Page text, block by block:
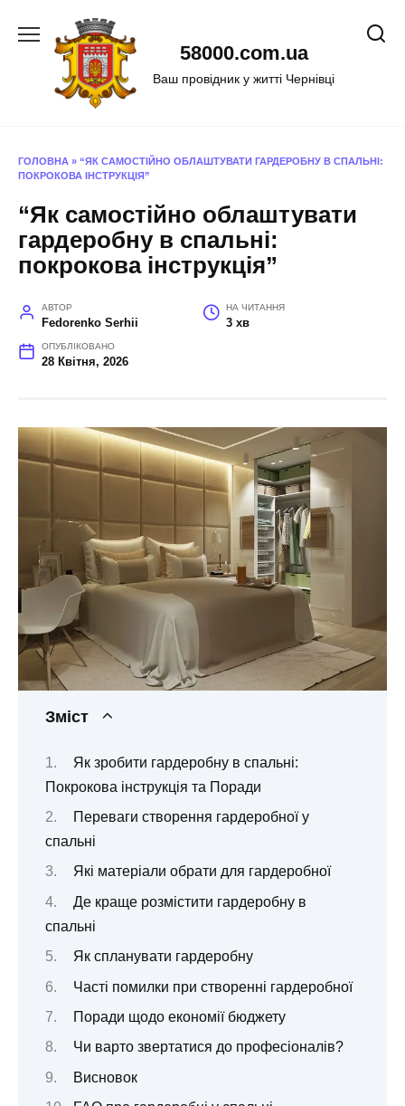
58000.com.ua
Ваш провідник у житті Чернівці
ГОЛОВНА » “ЯК САМОСТІЙНО ОБЛАШТУВАТИ ГАРДЕРОБНУ В СПАЛЬНІ:
ПОКРОКОВА ІНСТРУКЦІЯ”
“Як самостійно облаштувати
гардеробну в спальні:
покрокова інструкція”
АВТОР
Fedorenko Serhii
НА ЧИТАННЯ
3 хв
ОПУБЛІКОВАНО
28 Квітня, 2026
Зміст
Як зробити гардеробну в спальні:
Покрокова інструкція та Поради
Переваги створення гардеробної у
спальні
Які матеріали обрати для гардеробної
Де краще розмістити гардеробну в
спальні
Як спланувати гардеробну
Часті помилки при створенні гардеробної
Поради щодо економії бюджету
Чи варто звертатися до професіоналів?
Висновок